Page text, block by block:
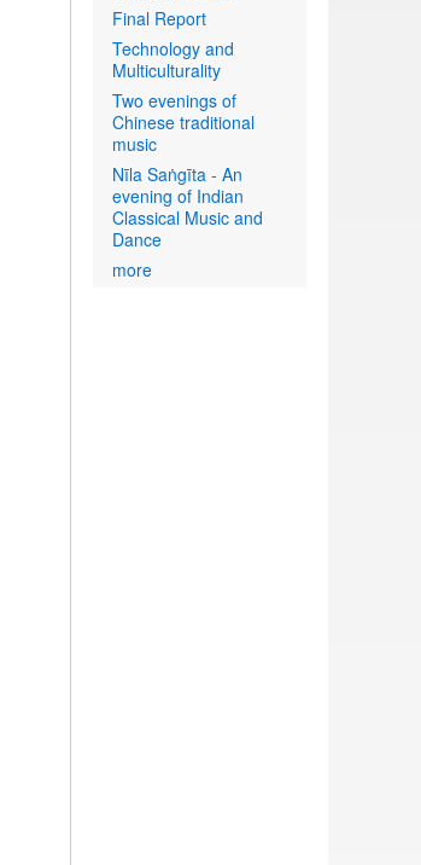
Final Report
Technology and
Multiculturality
Two evenings of
Chinese traditional
music
Nīla Saṅgīta - An
evening of Indian
Classical Music and
Dance
more